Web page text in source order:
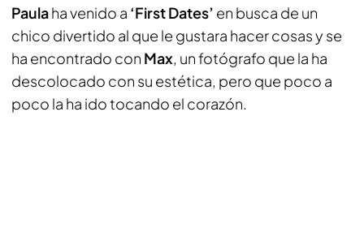
Paulaha venido a ‘First Dates’ en busca de un
chico divertido al que le gustara hacer cosas y se
ha encontrado con Max, un fotógrafo que la ha
descolocado con su estética, pero que poco a
poco la ha ido tocando el corazón.